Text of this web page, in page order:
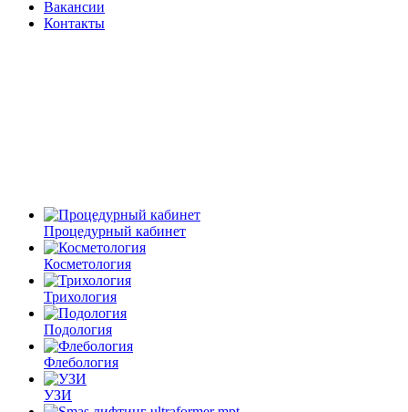
Вакансии
Контакты
Процедурный кабинет
Косметология
Трихология
Подология
Флебология
УЗИ